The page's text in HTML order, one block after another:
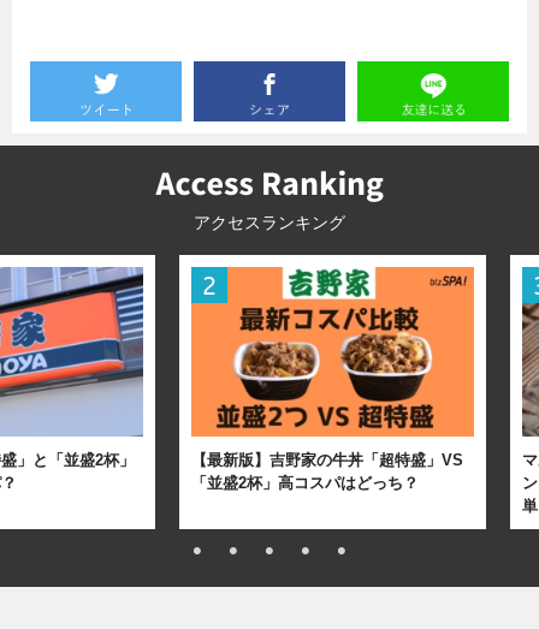
アクセスランキング
」と「並盛2杯」
【最新版】吉野家の牛丼「超特盛」VS
「並盛2杯」高コスパはどっち？